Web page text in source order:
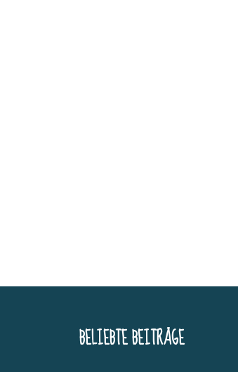
BELIEBTE BEITRÄGE